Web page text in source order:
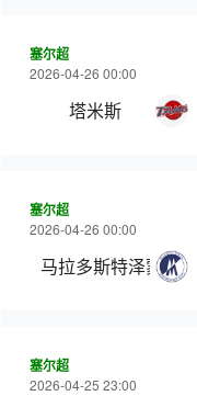
塞尔超
2026-04-26 00:00
塔米斯
塞尔超
2026-04-26 00:00
马拉多斯特泽蒙
塞尔超
2026-04-25 23:00